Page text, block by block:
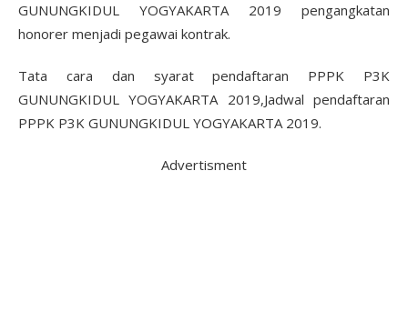
GUNUNGKIDUL YOGYAKARTA 2019 pengangkatan
honorer menjadi pegawai kontrak.
Tata cara dan syarat pendaftaran PPPK P3K
GUNUNGKIDUL YOGYAKARTA 2019,Jadwal pendaftaran
PPPK P3K GUNUNGKIDUL YOGYAKARTA 2019.
Advertisment